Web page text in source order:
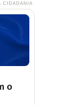
CIDADANIA
o